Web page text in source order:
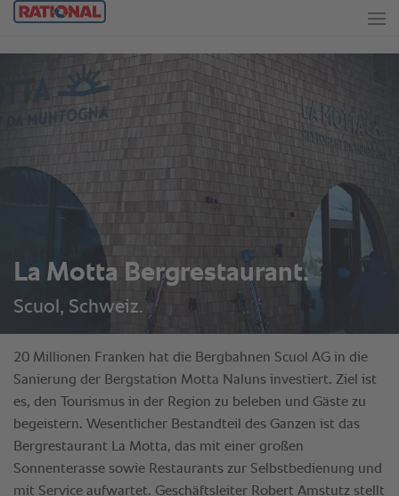
La Motta Bergrestaurant.
Scuol, Schweiz.